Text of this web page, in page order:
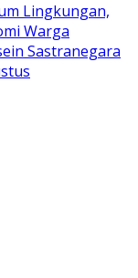
Lingkungan,
Warga
Sastranegara